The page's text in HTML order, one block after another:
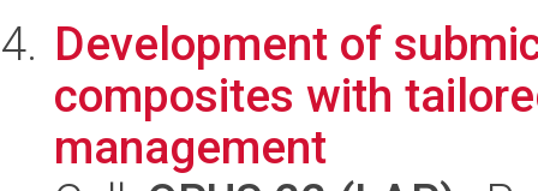
Development of
composites with
management